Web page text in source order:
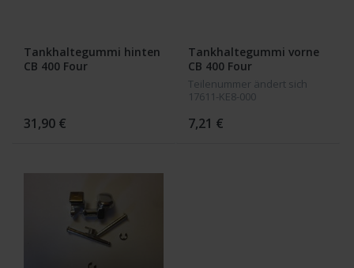
Tankhaltegummi hinten
CB 400 Four
31,90 €
Tankhaltegummi vorne
CB 400 Four
Teilenummer ändert sich
17611-KE8-000
7,21 €